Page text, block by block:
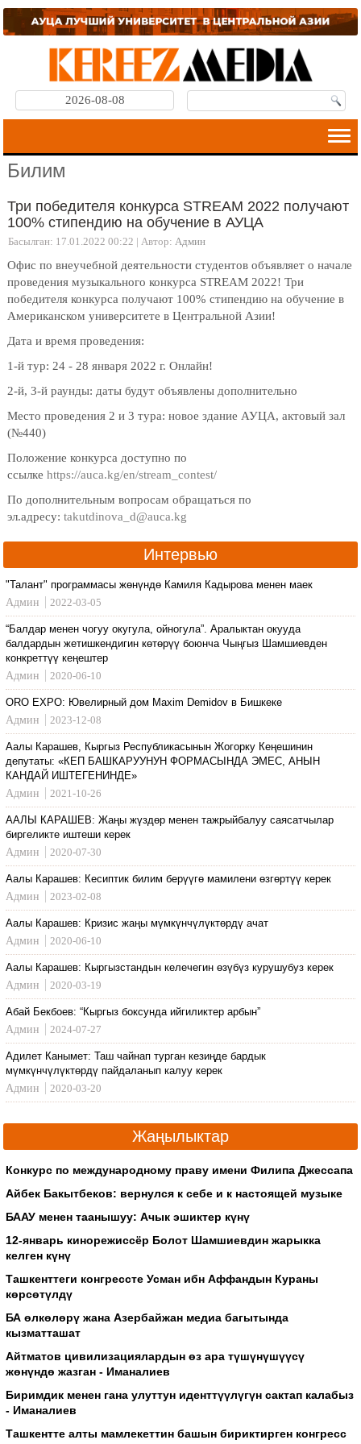
2026-08-08
Билим
Три победителя конкурса STREAM 2022 получают
100% стипендию на обучение в АУЦА
Басылган: 17.01.2022 00:22 | Автор: Админ
Офис по внеучебной деятельности студентов объявляет о начале
проведения музыкального конкурса STREAM 2022! Три
победителя конкурса получают 100% стипендию на обучение в
Американском университете в Центральной Азии!
Дата и время проведения:
1-й тур: 24 - 28 января 2022 г. Онлайн!
2-й, 3-й раунды: даты будут объявлены дополнительно
Место проведения 2 и 3 тура: новое здание АУЦА, актовый зал
(№440)
Положение конкурса доступно по
ссылкеhttps://auca.kg/en/stream_contest/
По дополнительным вопросам обращаться по
эл.адресу:takutdinova_d@auca.kg
Интервью
"Талант" программасы жөнүндө Камиля Кадырова менен маек
Админ
2022-03-05
“Балдар менен чогуу окугула, ойногула”. Аралыктан окууда
балдардын жетишкендигин көтөрүү боюнча Чыңгыз Шамшиевден
конкреттүү кеңештер
Админ
2020-06-10
ORO EXPO: Ювелирный дом Maxim Demidov в Бишкеке
Админ
2023-12-08
Аалы Карашев, Кыргыз Республикасынын Жогорку Кеңешинин
депутаты: «КЕП БАШКАРУУНУН ФОРМАСЫНДА ЭМЕС, АНЫН
КАНДАЙ ИШТЕГЕНИНДЕ»
Админ
2021-10-26
ААЛЫ КАРАШЕВ: Жаңы жүздөр менен тажрыйбалуу саясатчылар
биргеликте иштеши керек
Админ
2020-07-30
Аалы Карашев: Кесиптик билим берүүгө мамилени өзгөртүү керек
Админ
2023-02-08
Аалы Карашев: Кризис жаңы мүмкүнчүлүктөрдү ачат
Админ
2020-06-10
Аалы Карашев: Кыргызстандын келечегин өзүбүз курушубуз керек
Админ
2020-03-19
Абай Бекбоев: “Кыргыз боксунда ийгиликтер арбын”
Админ
2024-07-27
Адилет Канымет: Таш чайнап турган кезиңде бардык
мүмкүнчүлүктөрдү пайдаланып калуу керек
Админ
2020-03-20
Жаңылыктар
Конкурс по международному праву имени Филипа Джессапа
Айбек Бакытбеков: вернулся к себе и к настоящей музыке
БААУ менен таанышуу: Ачык эшиктер күнү
12-январь кинорежиссёр Болот Шамшиевдин жарыкка
келген күнү
Ташкенттеги конгрессте Усман ибн Аффандын Кураны
көрсөтүлдү
БА өлкөлөрү жана Азербайжан медиа багытында
кызматташат
Айтматов цивилизациялардын өз ара түшүнүшүүсү
жөнүндө жазган - Иманалиев
Биримдик менен гана улуттун иденттүүлүгүн сактап калабыз
- Иманалиев
Ташкентте алты мамлекеттин башын бириктирген конгресс